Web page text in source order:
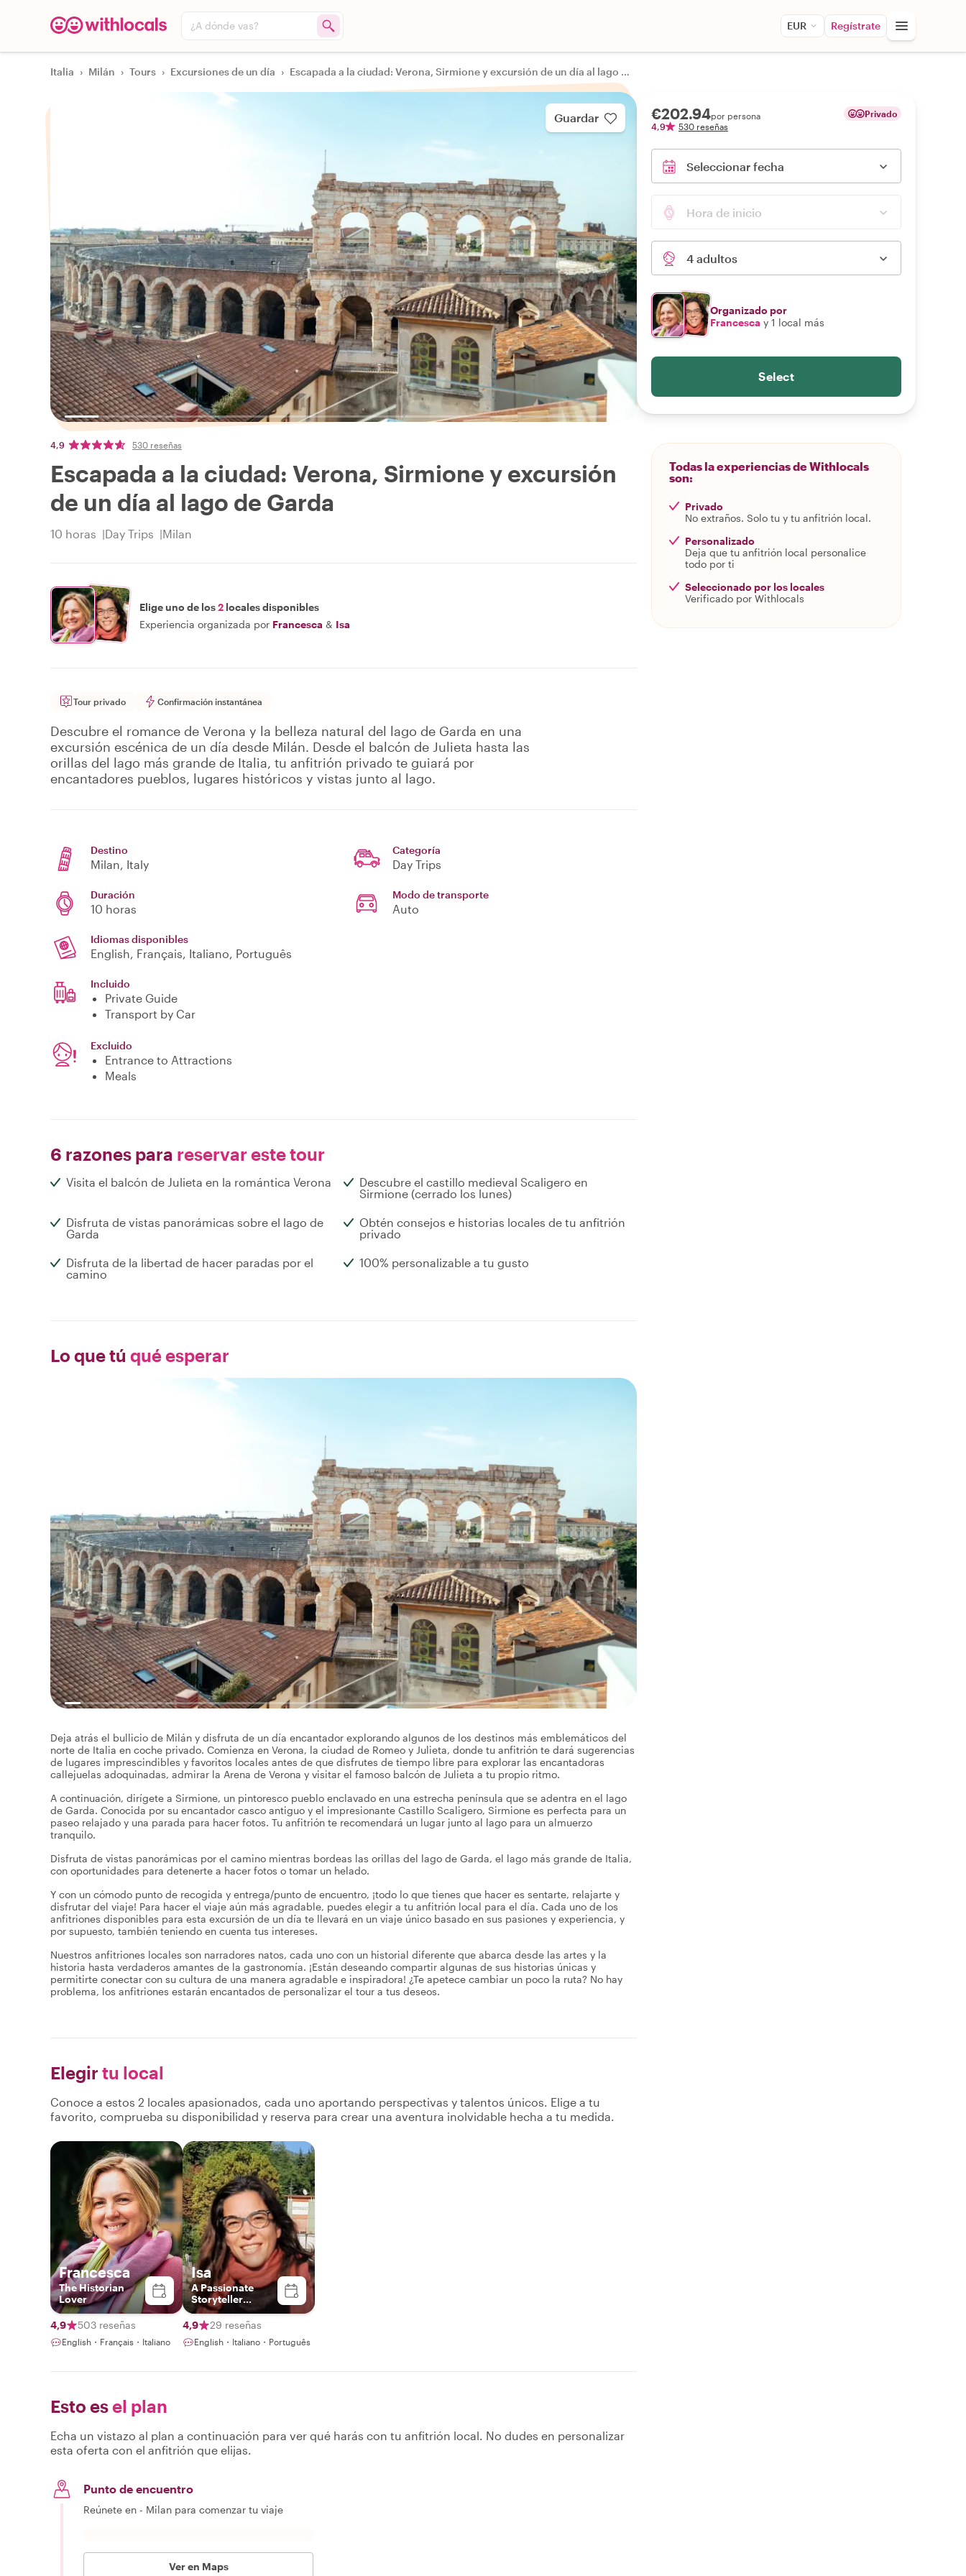
¿A dónde vas? EUR Regístrate
Italia › Milán › Tours › Excursiones de un día › Escapada a la ciudad: Verona, Sirmione y excursión de un día al lago de Garda
Guardar
4,9 530 reseñas
Escapada a la ciudad: Verona, Sirmione y excursión
de un día al lago de Garda
10 horas Day Trips Milan
Elige uno de los2 locales disponibles
Experiencia organizada por Francesca & Isa
Tour privado Confirmación instantánea
Descubre el romance de Verona y la belleza natural del lago de Garda en una
excursión escénica de un día desde Milán. Desde el balcón de Julieta hasta las
orillas del lago más grande de Italia, tu anfitrión privado te guiará por
encantadores pueblos, lugares históricos y vistas junto al lago.
Destino
Milan, Italy
Categoría
Day Trips
Duración
10 horas
Modo de transporte
Auto
Idiomas disponibles
English, Français, Italiano, Português
Incluido
Private Guide
Transport by Car
Excluido
Entrance to Attractions
Meals
6 razones para reservar este tour
Visita el balcón de Julieta en la romántica Verona
Descubre el castillo medieval Scaligero en
Sirmione (cerrado los lunes)
Disfruta de vistas panorámicas sobre el lago de
Garda
Obtén consejos e historias locales de tu anfitrión
privado
Disfruta de la libertad de hacer paradas por el
camino
100% personalizable a tu gusto
Lo que tú qué esperar
Deja atrás el bullicio de Milán y disfruta de un día encantador explorando algunos de los destinos más emblemáticos del
norte de Italia en coche privado. Comienza en Verona, la ciudad de Romeo y Julieta, donde tu anfitrión te dará sugerencias
de lugares imprescindibles y favoritos locales antes de que disfrutes de tiempo libre para explorar las encantadoras
callejuelas adoquinadas, admirar la Arena de Verona y visitar el famoso balcón de Julieta a tu propio ritmo.
A continuación, dirígete a Sirmione, un pintoresco pueblo enclavado en una estrecha península que se adentra en el lago
de Garda. Conocida por su encantador casco antiguo y el impresionante Castillo Scaligero, Sirmione es perfecta para un
paseo relajado y una parada para hacer fotos. Tu anfitrión te recomendará un lugar junto al lago para un almuerzo
tranquilo.
Disfruta de vistas panorámicas por el camino mientras bordeas las orillas del lago de Garda, el lago más grande de Italia,
con oportunidades para detenerte a hacer fotos o tomar un helado.
Y con un cómodo punto de recogida y entrega/punto de encuentro, ¡todo lo que tienes que hacer es sentarte, relajarte y
disfrutar del viaje! Para hacer el viaje aún más agradable, puedes elegir a tu anfitrión local para el día. Cada uno de los
anfitriones disponibles para esta excursión de un día te llevará en un viaje único basado en sus pasiones y experiencia, y
por supuesto, también teniendo en cuenta tus intereses.
Nuestros anfitriones locales son narradores natos, cada uno con un historial diferente que abarca desde las artes y la
historia hasta verdaderos amantes de la gastronomía. ¡Están deseando compartir algunas de sus historias únicas y
permitirte conectar con su cultura de una manera agradable e inspiradora! ¿Te apetece cambiar un poco la ruta? No hay
problema, los anfitriones estarán encantados de personalizar el tour a tus deseos.
Elegir tu local
Conoce a estos 2 locales apasionados, cada uno aportando perspectivas y talentos únicos. Elige a tu
favorito, comprueba su disponibilidad y reserva para crear una aventura inolvidable hecha a tu medida.
Francesca
The Historian
Lover
4,9 503 reseñas
English・Français・Italiano
Isa
A Passionate
Storyteller
Blending Art,
History, and
Meaningful
Connection
4,9 29 reseñas
English・Italiano・Português
Esto esel plan
Echa un vistazo al plan a continuación para ver qué harás con tu anfitrión local. No dudes en personalizar
esta oferta con el anfitrión que elijas.
Punto de encuentro
Reúnete en - Milan para comenzar tu viaje
Ver en Maps
€202.94por persona
4,9
530 reseñas
Privado
Seleccionar fecha
Hora de inicio
4 adultos
Organizado por
Francesca y 1 local más
Select
Todas la experiencias de Withlocals
son:
Privado
No extraños. Solo tu y tu anfitrión local.
Personalizado
Deja que tu anfitrión local personalice
todo por ti
Seleccionado por los locales
Verificado por Withlocals